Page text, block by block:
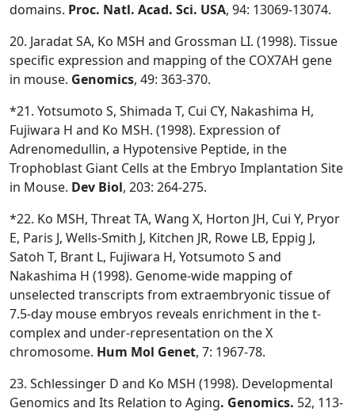
domains. Proc. Natl. Acad. Sci. USA, 94: 13069-13074.
20. Jaradat SA, Ko MSH and Grossman LI. (1998). Tissue
specific expression and mapping of the COX7AH gene
in mouse. Genomics, 49: 363-370.
*21. Yotsumoto S, Shimada T, Cui CY, Nakashima H,
Fujiwara H and Ko MSH. (1998). Expression of
Adrenomedullin, a Hypotensive Peptide, in the
Trophoblast Giant Cells at the Embryo Implantation Site
in Mouse. Dev Biol, 203: 264-275.
*22. Ko MSH, Threat TA, Wang X, Horton JH, Cui Y, Pryor
E, Paris J, Wells-Smith J, Kitchen JR, Rowe LB, Eppig J,
Satoh T, Brant L, Fujiwara H, Yotsumoto S and
Nakashima H (1998). Genome-wide mapping of
unselected transcripts from extraembryonic tissue of
7.5-day mouse embryos reveals enrichment in the t-
complex and under-representation on the X
chromosome. Hum Mol Genet, 7: 1967-78.
23. Schlessinger D and Ko MSH (1998). Developmental
Genomics and Its Relation to Aging. Genomics. 52, 113-